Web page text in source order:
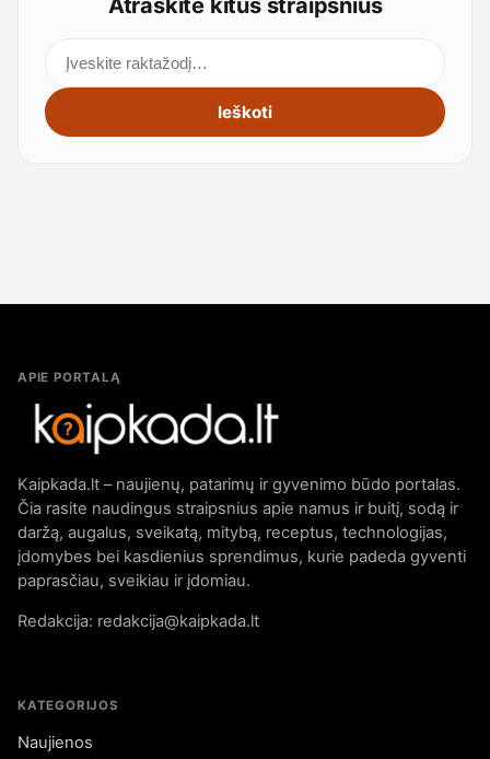
Atraskite kitus straipsnius
Ieškoti
APIE PORTALĄ
Kaipkada.lt – naujienų, patarimų ir gyvenimo būdo portalas.
Čia rasite naudingus straipsnius apie namus ir buitį, sodą ir
daržą, augalus, sveikatą, mitybą, receptus, technologijas,
įdomybes bei kasdienius sprendimus, kurie padeda gyventi
paprasčiau, sveikiau ir įdomiau.
Redakcija: redakcija@kaipkada.lt
KATEGORIJOS
Naujienos